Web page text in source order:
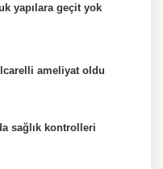
yapılara geçit yok
ameliyat oldu
sağlık kontrolleri